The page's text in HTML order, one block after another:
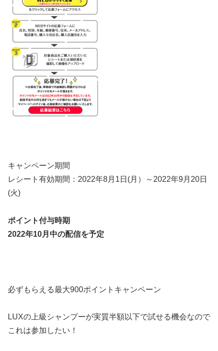
キャンペーン期間
レシート有効期間：2022年8月1日(月）～2022年9月20日
(火)
ポイント付与時期
2022年10月中の配信を予定
必ずもらえる最大900ポイントキャンペーン
LUXの上級シャンプーが実質半額以下で試せる機会なので
これは参加したい！